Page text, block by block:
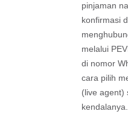
pinjaman
konfirmasi
melalui
di nomor
cara pilih
(live agent)